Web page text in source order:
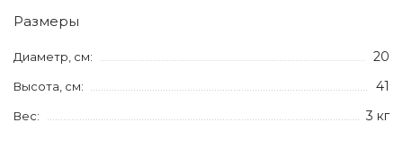
Размеры
Диаметр, см: 20
Высота, см: 41
Вес: 3 кг